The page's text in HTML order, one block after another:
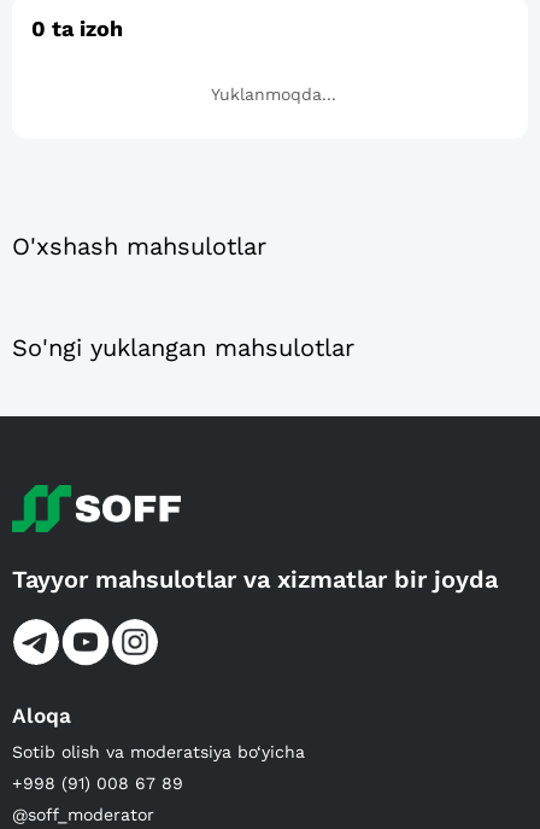
0 ta izoh
Yuklanmoqda...
O'xshash mahsulotlar
So'ngi yuklangan mahsulotlar
Tayyor mahsulotlar va xizmatlar bir joyda
Aloqa
Sotib olish va moderatsiya bo‘yicha
+998 (91) 008 67 89
@soff_moderator